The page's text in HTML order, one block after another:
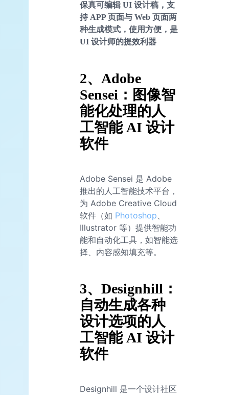
保真可编辑 UI 设计稿，支
持 APP 页面与 Web 页面两
种生成模式，使用方便，是
UI 设计师的提效利器
2、Adobe
Sensei：图像智
能化处理的人
工智能 AI 设计
软件
Adobe Sensei 是 Adobe
推出的人工智能技术平台，
为 Adobe Creative Cloud
软件（如 Photoshop、
Illustrator 等）提供智能功
能和自动化工具，如智能选
择、内容感知填充等。
3、Designhill：
自动生成各种
设计选项的人
工智能 AI 设计
软件
Designhill 是一个设计社区